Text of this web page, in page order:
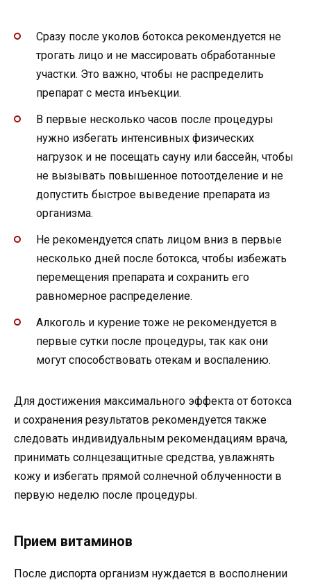
Сразу после уколов ботокса рекомендуется не
трогать лицо и не массировать обработанные
участки. Это важно, чтобы не распределить
препарат с места инъекции.
В первые несколько часов после процедуры
нужно избегать интенсивных физических
нагрузок и не посещать сауну или бассейн, чтобы
не вызывать повышенное потоотделение и не
допустить быстрое выведение препарата из
организма.
Не рекомендуется спать лицом вниз в первые
несколько дней после ботокса, чтобы избежать
перемещения препарата и сохранить его
равномерное распределение.
Алкоголь и курение тоже не рекомендуется в
первые сутки после процедуры, так как они
могут способствовать отекам и воспалению.
Для достижения максимального эффекта от ботокса
и сохранения результатов рекомендуется также
следовать индивидуальным рекомендациям врача,
принимать солнцезащитные средства, увлажнять
кожу и избегать прямой солнечной облученности в
первую неделю после процедуры.
Прием витаминов
После диспорта организм нуждается в восполнении